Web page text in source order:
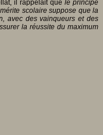
il rappelait quele principe
scolaire suppose que la
avec des vainqueurs et des
la réussite du maximum